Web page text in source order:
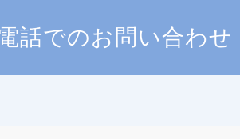
話でのお問い合わせ